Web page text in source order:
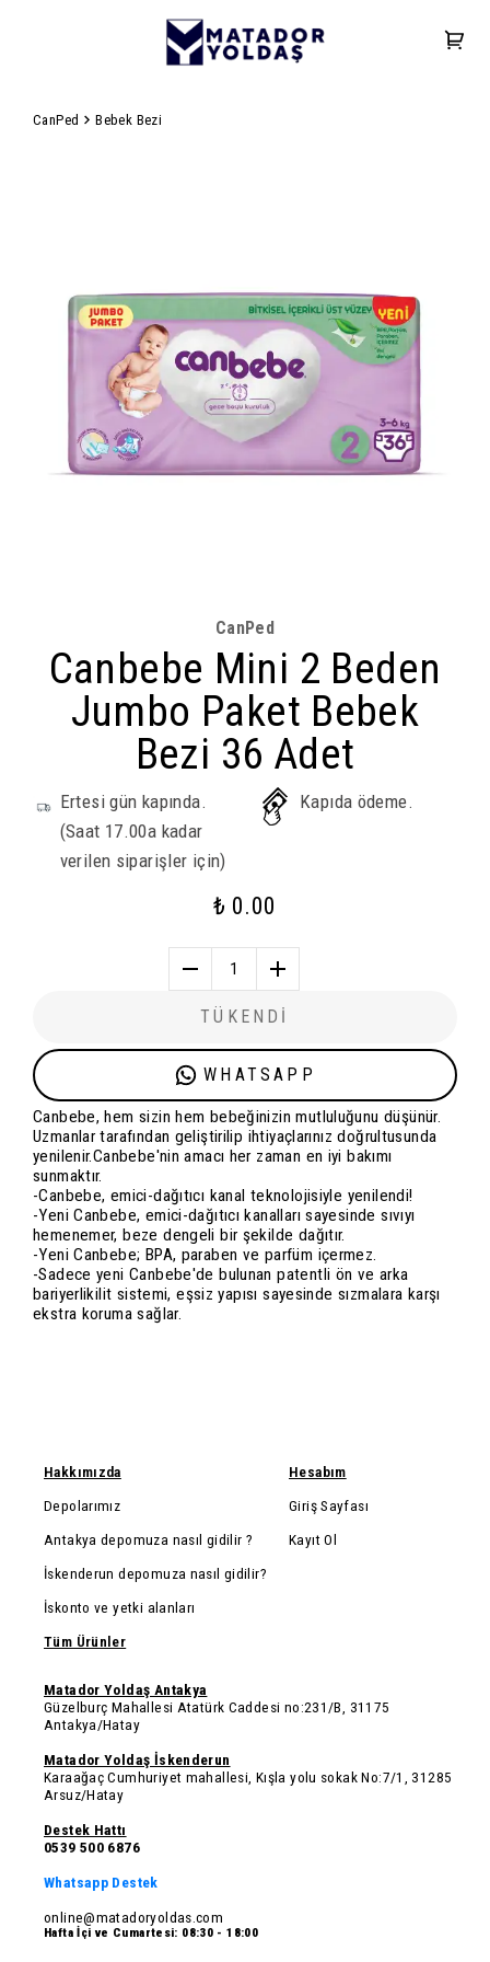
CanPed Bebek Bezi
CanPed
Canbebe Mini 2 Beden
Jumbo Paket Bebek
Bezi 36 Adet
Ertesi gün kapında.
(Saat 17.00a kadar
verilen siparişler için)
Kapıda ödeme.
₺ 0.00
1
TÜKENDİ
WHATSAPP
Canbebe, hem sizin hem bebeğinizin mutluluğunu düşünür.
Uzmanlar tarafından geliştirilip ihtiyaçlarınız doğrultusunda
yenilenir.Canbebe'nin amacı her zaman en iyi bakımı
sunmaktır.
-Canbebe, emici-dağıtıcı kanal teknolojisiyle yenilendi!
-Yeni Canbebe, emici-dağıtıcı kanalları sayesinde sıvıyı
hemenemer, beze dengeli bir şekilde dağıtır.
-Yeni Canbebe; BPA, paraben ve parfüm içermez.
-Sadece yeni Canbebe'de bulunan patentli ön ve arka
bariyerlikilit sistemi, eşsiz yapısı sayesinde sızmalara karşı
ekstra koruma sağlar.
Hakkımızda
Depolarımız
Antakya depomuza nasıl gidilir ?
İskenderun depomuza nasıl gidilir?
İskonto ve yetki alanları
Hesabım
Giriş Sayfası
Kayıt Ol
Tüm Ürünler
Matador Yoldaş Antakya
Güzelburç Mahallesi Atatürk Caddesi no:231/B, 31175
Antakya/Hatay
Matador Yoldaş İskenderun
Karaağaç Cumhuriyet mahallesi, Kışla yolu sokak No:7/1, 31285
Arsuz/Hatay
Destek Hattı
0539 500 6876
Whatsapp Destek
online@matadoryoldas.com
Hafta İçi ve Cumartesi: 08:30 - 18:00